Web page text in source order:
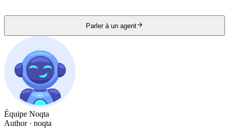
Parler à un agent
Équipe Noqta
Author· noqta